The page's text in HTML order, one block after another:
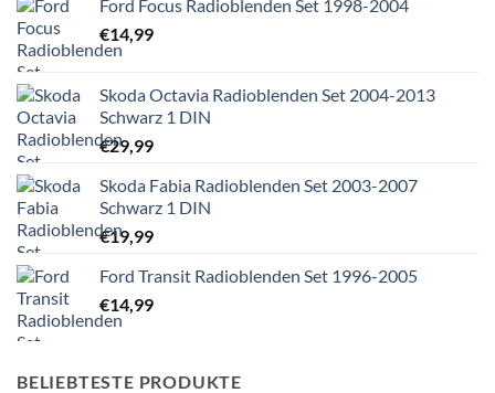
Ford Focus Radioblenden Set 1998-2004
€14,99
Skoda Octavia Radioblenden Set 2004-2013
Schwarz 1 DIN
€29,99
Skoda Fabia Radioblenden Set 2003-2007
Schwarz 1 DIN
€19,99
Ford Transit Radioblenden Set 1996-2005
€14,99
BELIEBTESTE PRODUKTE